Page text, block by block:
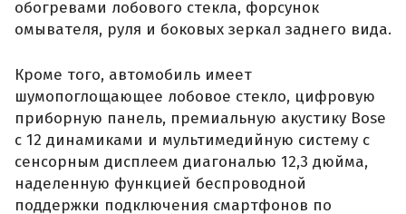
обогревами лобового стекла, форсунок
омывателя, руля и боковых зеркал заднего вида.
Кроме того, автомобиль имеет
шумопоглощающее лобовое стекло, цифровую
приборную панель, премиальную акустику Bose
с 12 динамиками и мультимедийную систему с
сенсорным дисплеем диагональю 12,3 дюйма,
наделенную функцией беспроводной
поддержки подключения смартфонов по